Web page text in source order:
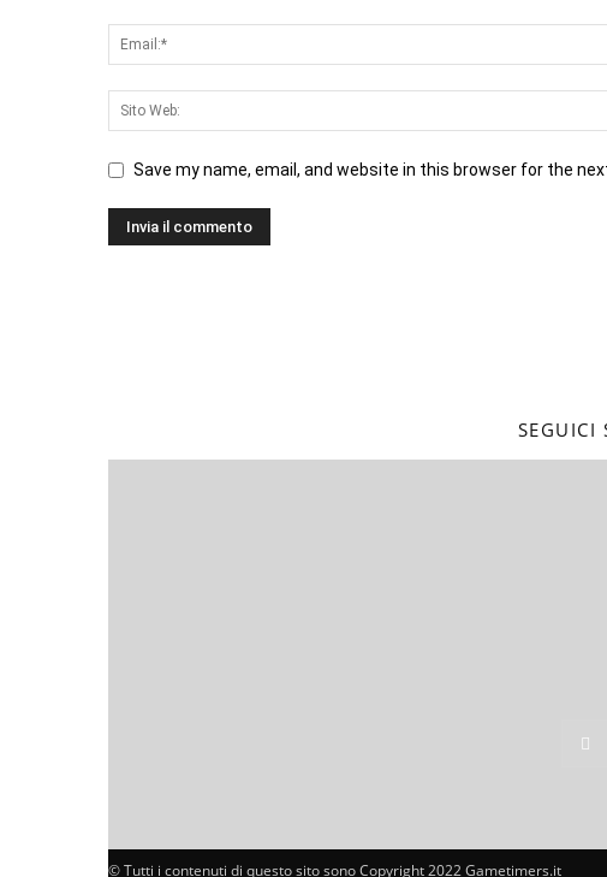
Save my name, email, and website in this browser for the
SEGUICI
© Tutti i contenuti di questo sito sono Copyright 2022 Gametimers.it